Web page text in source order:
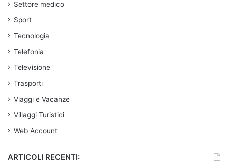
Settore medico
Sport
Tecnologia
Telefonia
Televisione
Trasporti
Viaggi e Vacanze
Villaggi Turistici
Web Account
ARTICOLI RECENTI: